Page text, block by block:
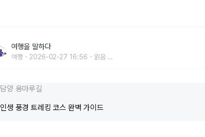
여행을 말하다
여행 2026-02-27 16:56 읽음 ...
담양 용마루길
인생 풍경 트레킹 코스 완벽 가이드